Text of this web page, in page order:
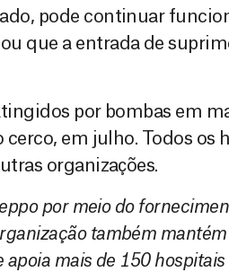
pode continuar
que a entrada de
por bombas em
em julho. Todos os
organizações.
por meio do
também mantém
mais de 150